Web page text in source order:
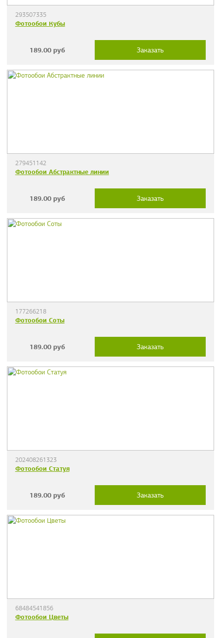
293507335
Фотообои Кубы
189.00 руб Заказать
279451142
Фотообои Абстрактные линии
189.00 руб Заказать
177266218
Фотообои Соты
189.00 руб Заказать
202408261323
Фотообои Статуя
189.00 руб Заказать
68484541856
Фотообои Цветы